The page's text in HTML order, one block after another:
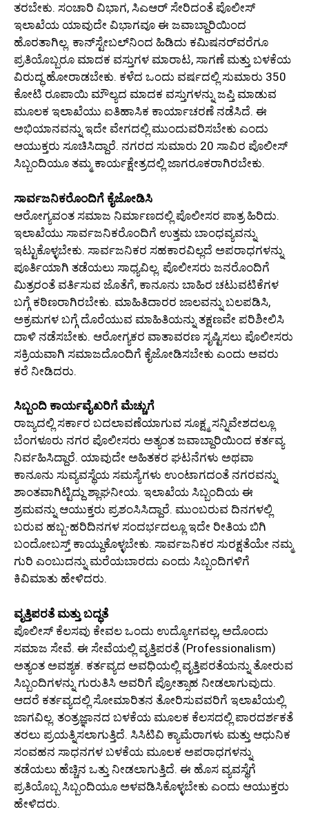
ತರಬೇಕು. ಸಂಚಾರಿ ವಿಭಾಗ, ಸಿಎಆರ್ ಸೇರಿದಂತೆ ಪೊಲೀಸ್
ಇಲಾಖೆಯ ಯಾವುದೇ ವಿಭಾಗವೂ ಈ ಜವಾಬ್ದಾರಿಯಿಂದ
ಹೊರತಾಗಿಲ್ಲ. ಕಾನ್‌ಸ್ಟೇಬಲ್‌ನಿಂದ ಹಿಡಿದು ಕಮಿಷನರ್‌ವರೆಗೂ
ಪ್ರತಿಯೊಬ್ಬರೂ ಮಾದಕ ವಸ್ತುಗಳ ಮಾರಾಟ, ಸಾಗಣೆ ಮತ್ತು ಬಳಕೆಯ
ವಿರುದ್ಧ ಹೋರಾಡಬೇಕು. ಕಳೆದ ಒಂದು ವರ್ಷದಲ್ಲಿ ಸುಮಾರು 350
ಕೋಟಿ ರೂಪಾಯಿ ಮೌಲ್ಯದ ಮಾದಕ ವಸ್ತುಗಳನ್ನು ಜಪ್ತಿ ಮಾಡುವ
ಮೂಲಕ ಇಲಾಖೆಯು ಐತಿಹಾಸಿಕ ಕಾರ್ಯಾಚರಣೆ ನಡೆಸಿದೆ. ಈ
ಅಭಿಯಾನವನ್ನು ಇದೇ ವೇಗದಲ್ಲಿ ಮುಂದುವರಿಸಬೇಕು ಎಂದು
ಆಯುಕ್ತರು ಸೂಚಿಸಿದ್ದಾರೆ. ನಗರದ ಸುಮಾರು 20 ಸಾವಿರ ಪೊಲೀಸ್
ಸಿಬ್ಬಂದಿಯೂ ತಮ್ಮ ಕಾರ್ಯಕ್ಷೇತ್ರದಲ್ಲಿ ಜಾಗರೂಕರಾಗಿರಬೇಕು.
ಸಾರ್ವಜನಿಕರೊಂದಿಗೆ ಕೈಜೋಡಿಸಿ
ಆರೋಗ್ಯವಂತ ಸಮಾಜ ನಿರ್ಮಾಣದಲ್ಲಿ ಪೊಲೀಸರ ಪಾತ್ರ ಹಿರಿದು.
ಇಲಾಖೆಯು ಸಾರ್ವಜನಿಕರೊಂದಿಗೆ ಉತ್ತಮ ಬಾಂಧವ್ಯವನ್ನು
ಇಟ್ಟುಕೊಳ್ಳಬೇಕು. ಸಾರ್ವಜನಿಕರ ಸಹಕಾರವಿಲ್ಲದೆ ಅಪರಾಧಗಳನ್ನು
ಪೂರ್ತಿಯಾಗಿ ತಡೆಯಲು ಸಾಧ್ಯವಿಲ್ಲ. ಪೊಲೀಸರು ಜನರೊಂದಿಗೆ
ಮಿತ್ರರಂತೆ ವರ್ತಿಸುವ ಜೊತೆಗೆ, ಕಾನೂನು ಬಾಹಿರ ಚಟುವಟಿಕೆಗಳ
ಬಗ್ಗೆ ಕಠಿಣರಾಗಿರಬೇಕು. ಮಾಹಿತಿದಾರರ ಜಾಲವನ್ನು ಬಲಪಡಿಸಿ,
ಅಕ್ರಮಗಳ ಬಗ್ಗೆ ದೊರೆಯುವ ಮಾಹಿತಿಯನ್ನು ತಕ್ಷಣವೇ ಪರಿಶೀಲಿಸಿ
ದಾಳಿ ನಡೆಸಬೇಕು. ಆರೋಗ್ಯಕರ ವಾತಾವರಣ ಸೃಷ್ಟಿಸಲು ಪೊಲೀಸರು
ಸಕ್ರಿಯವಾಗಿ ಸಮಾಜದೊಂದಿಗೆ ಕೈಜೋಡಿಸಬೇಕು ಎಂದು ಅವರು
ಕರೆ ನೀಡಿದರು.
ಸಿಬ್ಬಂದಿ ಕಾರ್ಯವೈಖರಿಗೆ ಮೆಚ್ಚುಗೆ
ರಾಜ್ಯದಲ್ಲಿ ಸರ್ಕಾರ ಬದಲಾವಣೆಯಾಗುವ ಸೂಕ್ಷ್ಮ ಸನ್ನಿವೇಶದಲ್ಲೂ
ಬೆಂಗಳೂರು ನಗರ ಪೊಲೀಸರು ಅತ್ಯಂತ ಜವಾಬ್ದಾರಿಯಿಂದ ಕರ್ತವ್ಯ
ನಿರ್ವಹಿಸಿದ್ದಾರೆ. ಯಾವುದೇ ಅಹಿತಕರ ಘಟನೆಗಳು ಅಥವಾ
ಕಾನೂನು ಸುವ್ಯವಸ್ಥೆಯ ಸಮಸ್ಯೆಗಳು ಉಂಟಾಗದಂತೆ ನಗರವನ್ನು
ಶಾಂತವಾಗಿಟ್ಟಿದ್ದು ಶ್ಲಾಘನೀಯ. ಇಲಾಖೆಯ ಸಿಬ್ಬಂದಿಯ ಈ
ಶ್ರಮವನ್ನು ಆಯುಕ್ತರು ಪ್ರಶಂಸಿಸಿದ್ದಾರೆ. ಮುಂಬರುವ ದಿನಗಳಲ್ಲಿ
ಬರುವ ಹಬ್ಬ-ಹರಿದಿನಗಳ ಸಂದರ್ಭದಲ್ಲೂ ಇದೇ ರೀತಿಯ ಬಿಗಿ
ಬಂದೋಬಸ್ತ್ ಕಾಯ್ದುಕೊಳ್ಳಬೇಕು. ಸಾರ್ವಜನಿಕರ ಸುರಕ್ಷತೆಯೇ ನಮ್ಮ
ಗುರಿ ಎಂಬುದನ್ನು ಮರೆಯಬಾರದು ಎಂದು ಸಿಬ್ಬಂದಿಗಳಿಗೆ
ಕಿವಿಮಾತು ಹೇಳಿದರು.
ವೃತ್ತಿಪರತೆ ಮತ್ತು ಬದ್ಧತೆ
ಪೊಲೀಸ್ ಕೆಲಸವು ಕೇವಲ ಒಂದು ಉದ್ಯೋಗವಲ್ಲ, ಅದೊಂದು
ಸಮಾಜ ಸೇವೆ. ಈ ಸೇವೆಯಲ್ಲಿ ವೃತ್ತಿಪರತೆ (Professionalism)
ಅತ್ಯಂತ ಅವಶ್ಯಕ. ಕರ್ತವ್ಯದ ಅವಧಿಯಲ್ಲಿ ವೃತ್ತಿಪರತೆಯನ್ನು ತೋರುವ
ಸಿಬ್ಬಂದಿಗಳನ್ನು ಗುರುತಿಸಿ ಅವರಿಗೆ ಪ್ರೋತ್ಸಾಹ ನೀಡಲಾಗುವುದು.
ಆದರೆ ಕರ್ತವ್ಯದಲ್ಲಿ ಸೋಮಾರಿತನ ತೋರಿಸುವವರಿಗೆ ಇಲಾಖೆಯಲ್ಲಿ
ಜಾಗವಿಲ್ಲ. ತಂತ್ರಜ್ಞಾನದ ಬಳಕೆಯ ಮೂಲಕ ಕೆಲಸದಲ್ಲಿ ಪಾರದರ್ಶಕತೆ
ತರಲು ಪ್ರಯತ್ನಿಸಲಾಗುತ್ತಿದೆ. ಸಿಸಿಟಿವಿ ಕ್ಯಾಮೆರಾಗಳು ಮತ್ತು ಆಧುನಿಕ
ಸಂವಹನ ಸಾಧನಗಳ ಬಳಕೆಯ ಮೂಲಕ ಅಪರಾಧಗಳನ್ನು
ತಡೆಯಲು ಹೆಚ್ಚಿನ ಒತ್ತು ನೀಡಲಾಗುತ್ತಿದೆ. ಈ ಹೊಸ ವ್ಯವಸ್ಥೆಗೆ
ಪ್ರತಿಯೊಬ್ಬ ಸಿಬ್ಬಂದಿಯೂ ಅಳವಡಿಸಿಕೊಳ್ಳಬೇಕು ಎಂದು ಆಯುಕ್ತರು
ಹೇಳಿದರು.